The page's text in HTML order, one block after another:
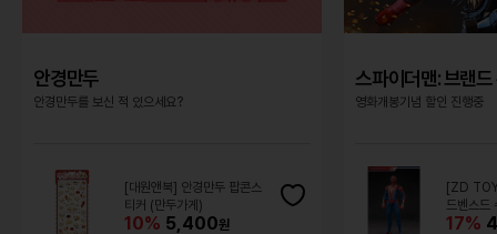
안경만두
안경만두를 보신 적 있으세요?
[대원앤북] 안경만두 팝콘스
티커 (만두가게)
10% 5,400
스파이더맨: 브랜드
영화개봉기념 할인 진행중
[ZD
드벤스드
17%